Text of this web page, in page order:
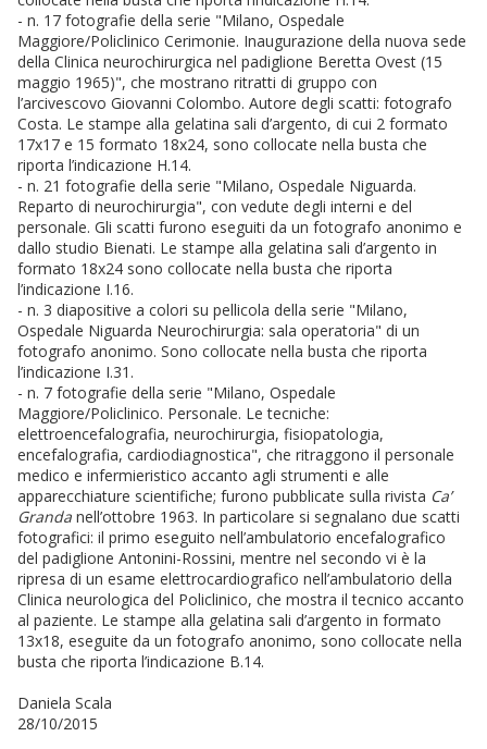
- n. 17 fotografie della serie "Milano, Ospedale
Maggiore/Policlinico Cerimonie. Inaugurazione della nuova sede
della Clinica neurochirurgica nel padiglione Beretta Ovest (15
maggio 1965)", che mostrano ritratti di gruppo con
l’arcivescovo Giovanni Colombo. Autore degli scatti: fotografo
Costa. Le stampe alla gelatina sali d’argento, di cui 2 formato
17x17 e 15 formato 18x24, sono collocate nella busta che
riporta l’indicazione H.14.
- n. 21 fotografie della serie "Milano, Ospedale Niguarda.
Reparto di neurochirurgia", con vedute degli interni e del
personale. Gli scatti furono eseguiti da un fotografo anonimo e
dallo studio Bienati. Le stampe alla gelatina sali d’argento in
formato 18x24 sono collocate nella busta che riporta
l’indicazione I.16.
- n. 3 diapositive a colori su pellicola della serie "Milano,
Ospedale Niguarda Neurochirurgia: sala operatoria" di un
fotografo anonimo. Sono collocate nella busta che riporta
l’indicazione I.31.
- n. 7 fotografie della serie "Milano, Ospedale
Maggiore/Policlinico. Personale. Le tecniche:
elettroencefalografia, neurochirurgia, fisiopatologia,
encefalografia, cardiodiagnostica", che ritraggono il personale
medico e infermieristico accanto agli strumenti e alle
apparecchiature scientifiche; furono pubblicate sulla rivista Ca’
Granda nell’ottobre 1963. In particolare si segnalano due scatti
fotografici: il primo eseguito nell’ambulatorio encefalografico
del padiglione Antonini-Rossini, mentre nel secondo vi è la
ripresa di un esame elettrocardiografico nell’ambulatorio della
Clinica neurologica del Policlinico, che mostra il tecnico accanto
al paziente. Le stampe alla gelatina sali d’argento in formato
13x18, eseguite da un fotografo anonimo, sono collocate nella
busta che riporta l’indicazione B.14.
Daniela Scala
28/10/2015